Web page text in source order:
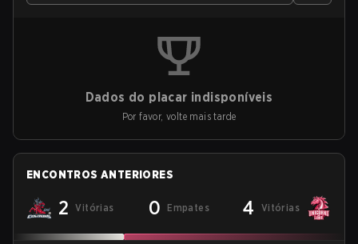
Dados do placar indisponíveis
Por favor, volte mais tarde
ENCONTROS ANTERIORES
2 Vitórias 0 Empates 4 Vitórias